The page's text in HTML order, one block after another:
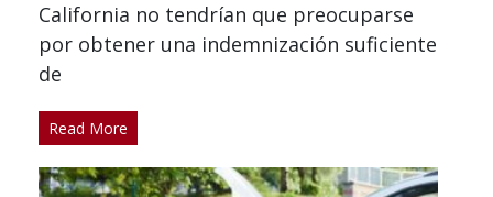
California no tendrían que preocuparse
por obtener una indemnización suficiente
de
Read More